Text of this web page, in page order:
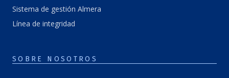
Sistema de gestión Almera
Línea de integridad
SOBRE NOSOTROS